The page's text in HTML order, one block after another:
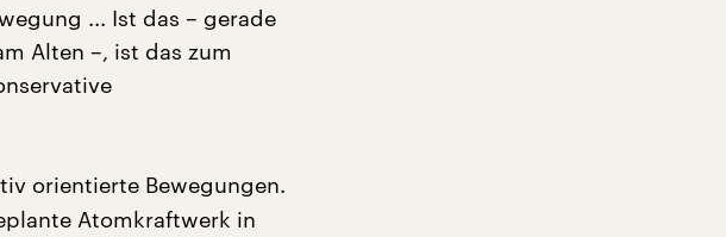
... Ist das – gerade
Alten –, ist das zum
orientierte Bewegungen.
Atomkraftwerk in